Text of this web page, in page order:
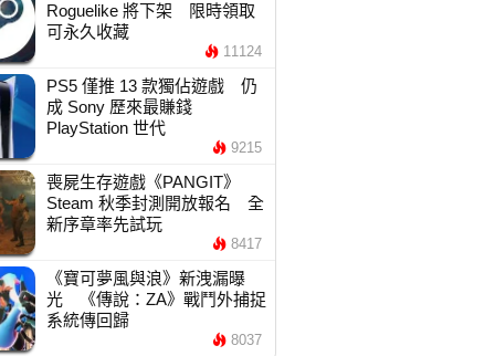
Roguelike 將下架 限時領取
可永久收藏
11124
PS5 僅推 13 款獨佔遊戲 仍
成 Sony 歷來最賺錢
PlayStation 世代
9215
喪屍生存遊戲《PANGIT》
Steam 秋季封測開放報名 全
新序章率先試玩
8417
《寶可夢風與浪》新洩漏曝
光 《傳說：ZA》戰鬥外捕捉
系統傳回歸
8037